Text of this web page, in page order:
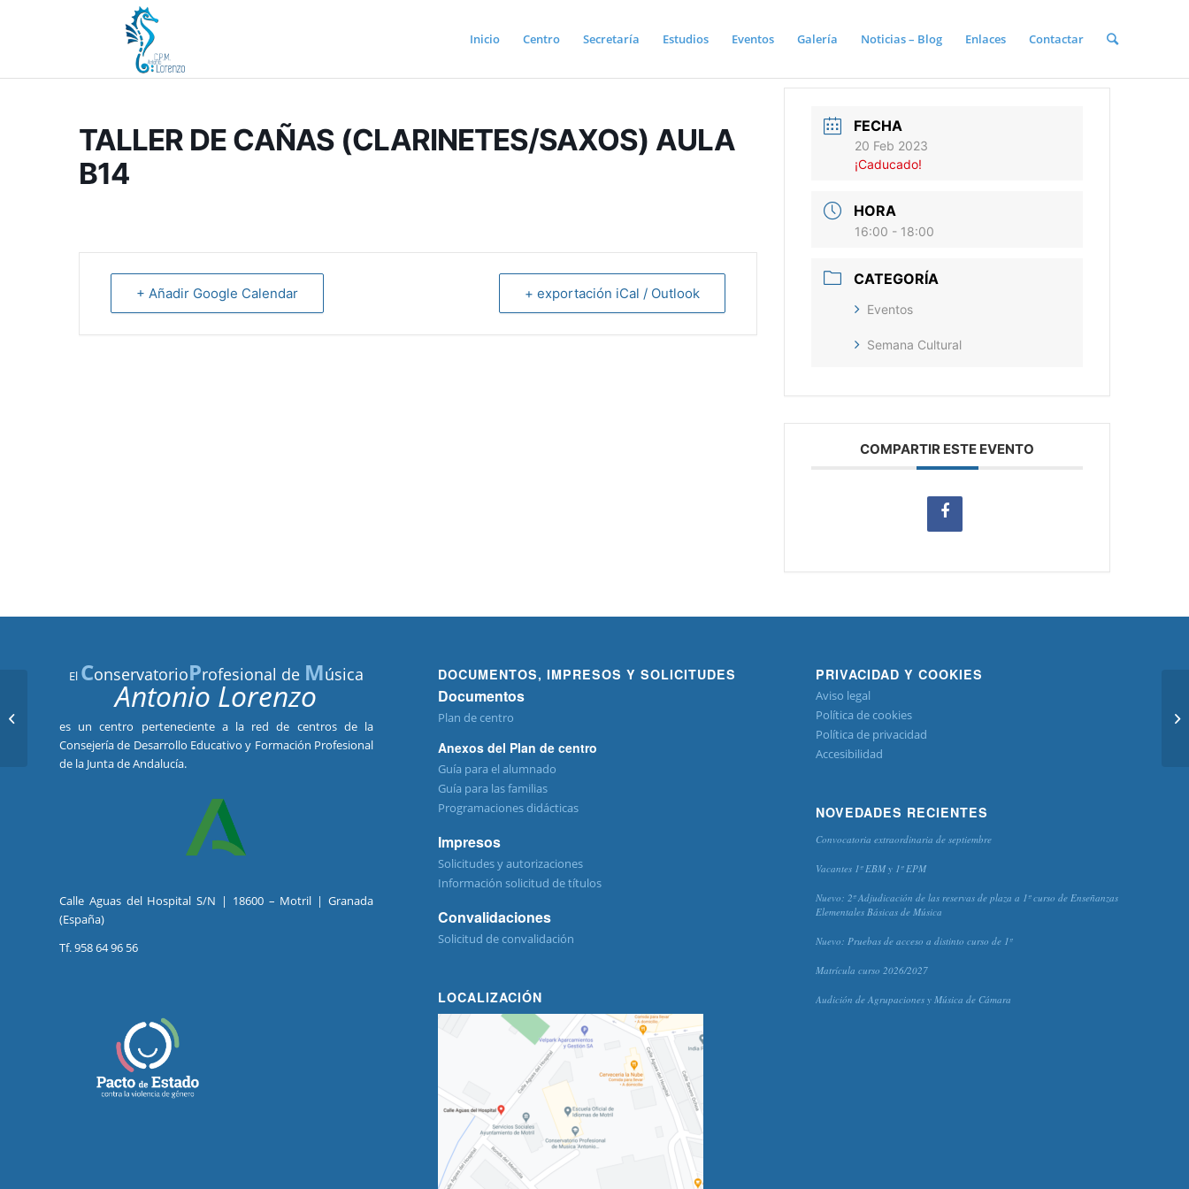
Inicio Centro Secretaría Estudios Eventos Galería Noticias – Blog Enlaces Contactar
TALLER DE CAÑAS (CLARINETES/SAXOS) AULA
B14
+ Añadir Google Calendar + exportación iCal / Outlook
FECHA
20 Feb 2023
¡Caducado!
HORA
16:00 - 18:00
CATEGORÍA
Eventos
Semana Cultural
COMPARTIR ESTE EVENTO
El ConservatorioProfesional de Música
Antonio Lorenzo
es un centro perteneciente a la red de centros de la
Consejería de Desarrollo Educativo y Formación Profesional
de la Junta de Andalucía.
Calle Aguas del Hospital S/N | 18600 – Motril | Granada
(España)
Tf. 958 64 96 56
DOCUMENTOS, IMPRESOS Y SOLICITUDES
Documentos
Plan de centro
Anexos del Plan de centro
Guía para el alumnado
Guía para las familias
Programaciones didácticas
Impresos
Solicitudes y autorizaciones
Información solicitud de títulos
Convalidaciones
Solicitud de convalidación
LOCALIZACIÓN
PRIVACIDAD Y COOKIES
Aviso legal
Política de cookies
Política de privacidad
Accesibilidad
NOVEDADES RECIENTES
Convocatoria extraordinaria de septiembre
Vacantes 1º EBM y 1º EPM
Nuevo: 2º Adjudicación de las reservas de plaza a 1º curso de Enseñanzas
Elementales Básicas de Música
Nuevo: Pruebas de acceso a distinto curso de 1º
Matrícula curso 2026/2027
Audición de Agrupaciones y Música de Cámara
TALLER DE LUTHERÍA. SALÓN DE
ACTOS